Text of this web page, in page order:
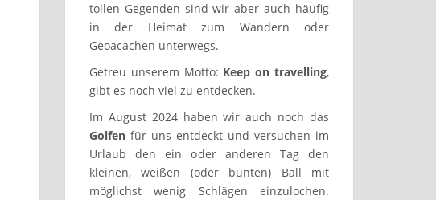
tollen Gegenden sind wir aber auch häufig
in der Heimat zum Wandern oder
Geoacachen unterwegs.
Getreu unserem Motto: Keep on travelling,
gibt es noch viel zu entdecken.
Im August 2024 haben wir auch noch das
Golfen für uns entdeckt und versuchen im
Urlaub den ein oder anderen Tag den
kleinen, weißen (oder bunten) Ball mit
möglichst wenig Schlägen einzulochen.